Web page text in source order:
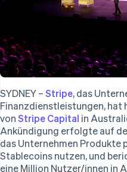
Datensynchronisierung
Nach
KI-
Creator
Gaming
Freizeit
Medien
So setzen
Karten
geht´s
Diensten
Stripe
Karriere
Stripe
Kontakt
Sales-
Partner
SYDNEY –Stripe, das
Finanzdienstleistungen, hat
vonStripe Capital in
Ankündigung erfolgte auf
das Unternehmen Produkte
Stablecoins nutzen, und
eine Million Nutzer/innen in
English
Italiano English
Japan
日本語 English
Kanada
Kroatien
EnglishItaliano
Lettland
English
Liechtenstein
DeutschEnglish
Litauen